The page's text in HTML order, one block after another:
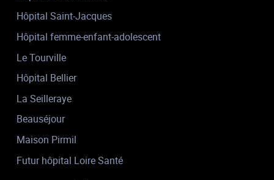
Hôpital Saint-Jacques
Hôpital femme-enfant-adolescent
Le Tourville
Hôpital Bellier
La Seilleraye
Beauséjour
Maison Pirmil
Futur hôpital Loire Santé